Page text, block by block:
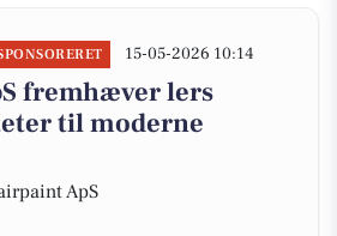
15-05-2026 10:14
fremhæver lers
til moderne
ApS